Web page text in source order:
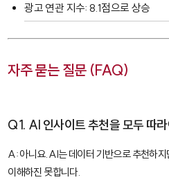
광고 연관 지수: 8.1점으로 상승
자주 묻는 질문 (FAQ)
Q1. AI 인사이트 추천을 모두 따
A: 아니요. AI는 데이터 기반으로 추천하
이해하진 못합니다.